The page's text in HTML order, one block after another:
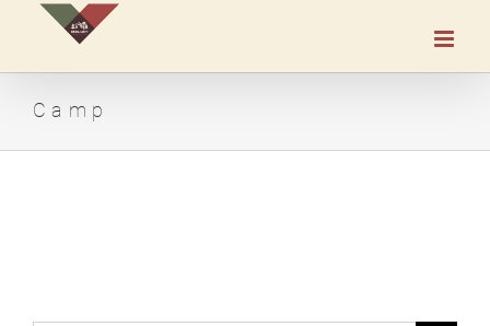
Camp